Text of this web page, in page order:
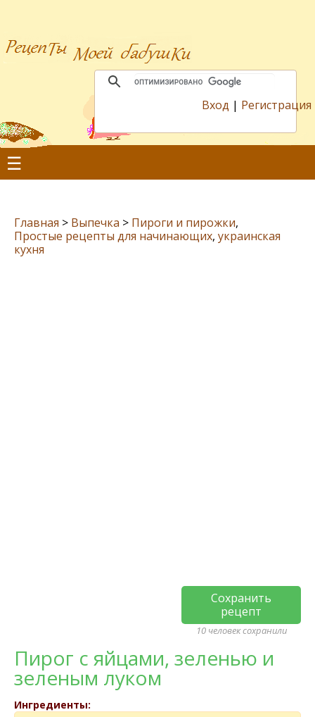
Вход | Регистрация
☰
Главная > Выпечка > Пироги и пирожки,
Простые рецепты для начинающих, украинская
кухня
Сохранить
рецепт
10 человек сохранили
Пирог с яйцами, зеленью и
зеленым луком
Ингредиенты: